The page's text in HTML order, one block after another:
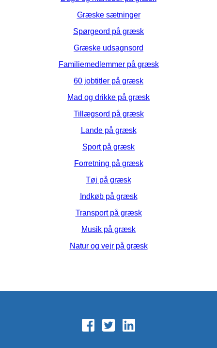
Græske sætninger
Spørgeord på græsk
Græske udsagnsord
Familiemedlemmer på græsk
60 jobtitler på græsk
Mad og drikke på græsk
Tillægsord på græsk
Lande på græsk
Sport på græsk
Forretning på græsk
Tøj på græsk
Indkøb på græsk
Transport på græsk
Musik på græsk
Natur og vejr på græsk